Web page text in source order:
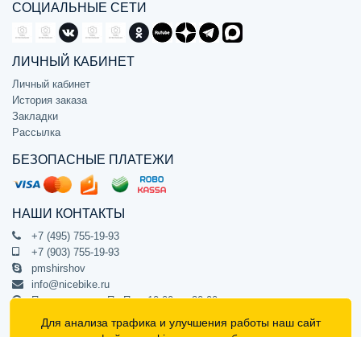
СОЦИАЛЬНЫЕ СЕТИ
ЛИЧНЫЙ КАБИНЕТ
Личный кабинет
История заказа
Закладки
Рассылка
БЕЗОПАСНЫЕ ПЛАТЕЖИ
НАШИ КОНТАКТЫ
+7 (495) 755-19-93
+7 (903) 755-19-93
pmshirshov
info@nicebike.ru
Прием звонков Пн-Пт с 10:00 до 20:00
ПВЗ Пн-Пт с 10:00 до 20:00
г. Москва, ул. Барклая 13с1
Для анализа трафика и улучшения работы наш сайт